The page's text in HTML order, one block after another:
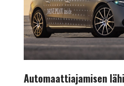
Automaattiajamisen